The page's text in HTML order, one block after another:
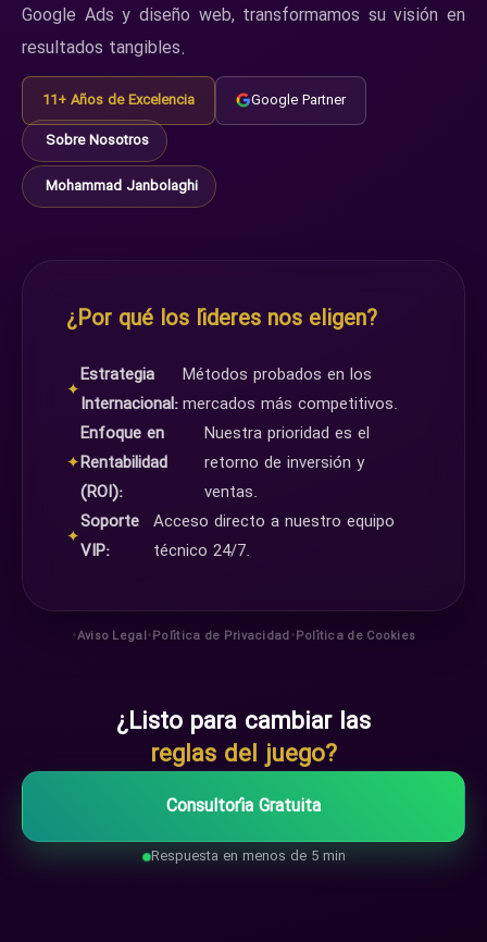
Google Ads y diseño web, transformamos su visión en
resultados tangibles.
11+ Años de Excelencia
Google Partner
Sobre Nosotros
Mohammad Janbolaghi
¿Por qué los líderes nos eligen?
✦
Estrategia
Internacional:
Métodos probados en los
mercados más competitivos.
✦
Enfoque en
Rentabilidad
(ROI):
Nuestra prioridad es el
retorno de inversión y
ventas.
✦
Soporte
VIP:
Acceso directo a nuestro equipo
técnico 24/7.
•Aviso Legal•Política de Privacidad•Política de Cookies
¿Listo para cambiar las
reglas del juego?
Consultoría Gratuita
Respuesta en menos de 5 min